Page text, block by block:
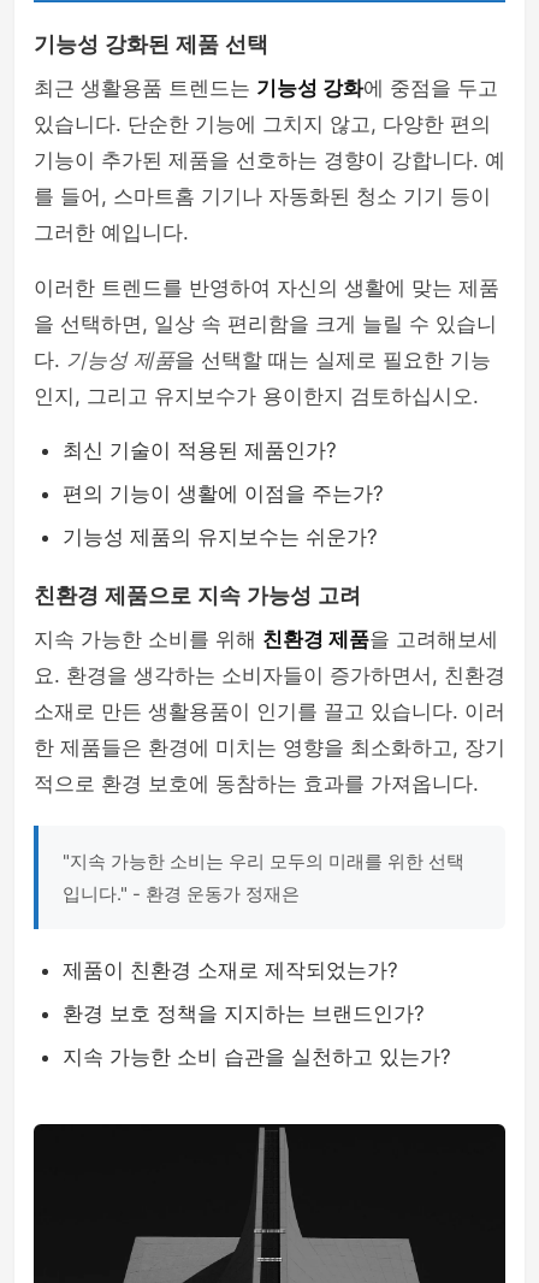
기능성 강화된 제품 선택
최근 생활용품 트렌드는 기능성 강화에 중점을 두고
있습니다. 단순한 기능에 그치지 않고, 다양한 편의
기능이 추가된 제품을 선호하는 경향이 강합니다. 예
를 들어, 스마트홈 기기나 자동화된 청소 기기 등이
그러한 예입니다.
이러한 트렌드를 반영하여 자신의 생활에 맞는 제품
을 선택하면, 일상 속 편리함을 크게 늘릴 수 있습니
다. 기능성 제품을 선택할 때는 실제로 필요한 기능
인지, 그리고 유지보수가 용이한지 검토하십시오.
최신 기술이 적용된 제품인가?
편의 기능이 생활에 이점을 주는가?
기능성 제품의 유지보수는 쉬운가?
친환경 제품으로 지속 가능성 고려
지속 가능한 소비를 위해 친환경 제품을 고려해보세
요. 환경을 생각하는 소비자들이 증가하면서, 친환경
소재로 만든 생활용품이 인기를 끌고 있습니다. 이러
한 제품들은 환경에 미치는 영향을 최소화하고, 장기
적으로 환경 보호에 동참하는 효과를 가져옵니다.
"지속 가능한 소비는 우리 모두의 미래를 위한 선택
입니다." - 환경 운동가 정재은
제품이 친환경 소재로 제작되었는가?
환경 보호 정책을 지지하는 브랜드인가?
지속 가능한 소비 습관을 실천하고 있는가?